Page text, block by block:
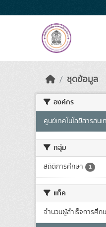
ชุดข้อมูล
องค์กร
ศูนย์เทคโนโลยีสารสนเ
กลุ่ม
สถิติการศึกษา 1
แท็ค
จำนวนผู้สำเร็จการศึก